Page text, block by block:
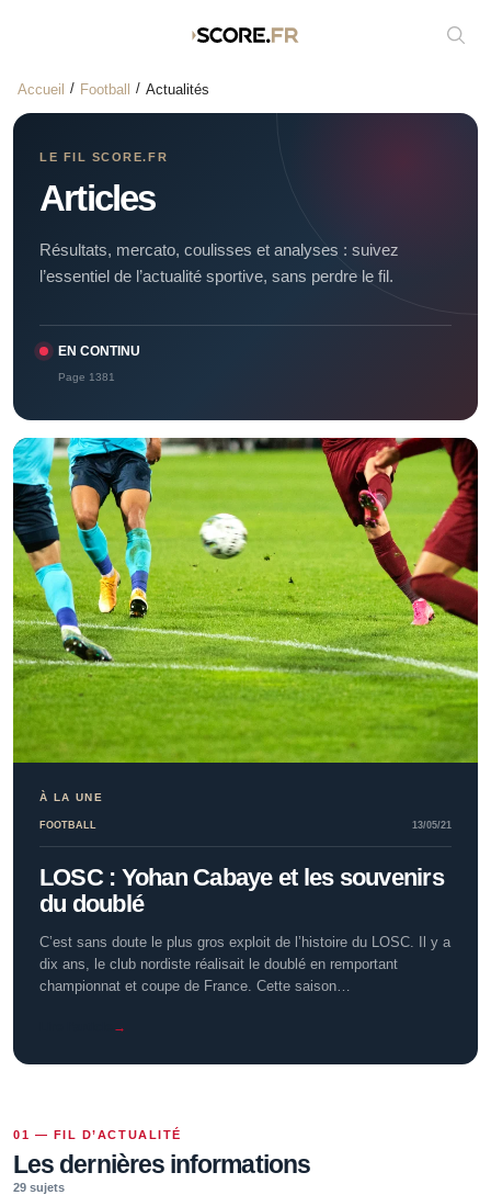
Accueil Football Actualités
LE FIL SCORE.FR
Articles
Résultats, mercato, coulisses et analyses : suivez
l’essentiel de l’actualité sportive, sans perdre le fil.
EN CONTINU
Page 1381
À LA UNE
FOOTBALL 13/05/21
LOSC : Yohan Cabaye et les souvenirs
du doublé
C’est sans doute le plus gros exploit de l’histoire du LOSC. Il y a
dix ans, le club nordiste réalisait le doublé en remportant
championnat et coupe de France. Cette saison…
→
01 — FIL D’ACTUALITÉ
Les dernières informations
29 sujets